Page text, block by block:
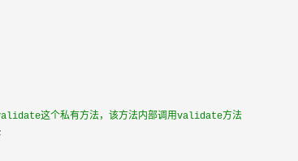
这个私有方法，该方法内部调用validate方法